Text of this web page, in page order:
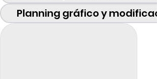
Planning gráfico y